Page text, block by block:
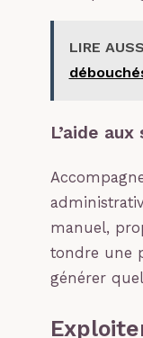
LIRE
L’aide
manuel,
tondre une
générer